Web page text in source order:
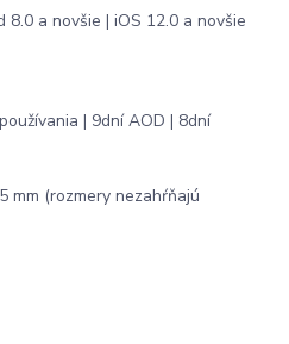
a novšie | iOS 12.0 a novšie
| 9dní AOD | 8dní
mm (rozmery nezahŕňajú